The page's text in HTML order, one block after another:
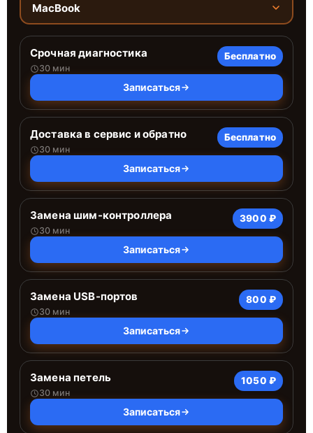
MacBook
Срочная диагностика
30 мин
Бесплатно
Записаться
Доставка в сервис и обратно
30 мин
Бесплатно
Записаться
Замена шим-контроллера
30 мин
3900 ₽
Записаться
Замена USB-портов
30 мин
800 ₽
Записаться
Замена петель
30 мин
1050 ₽
Записаться